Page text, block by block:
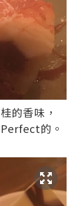
的香味，
的。